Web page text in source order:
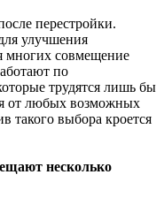
перестройки.
улучшения
многих совмещение
по
трудятся лишь бы
от любых возможных
такого выбора кроется
несколько